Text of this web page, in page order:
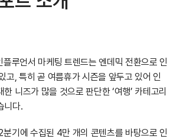
루언서 마케팅 트렌드는 엔데믹 전환으로 인
고, 특히 곧 여름휴가 시즌을 앞두고 있어 인
니즈가 많을 것으로 판단한 ‘여행’ 카테고리
니다.
분기에 수집된 4만 개의 콘텐츠를 바탕으로 인